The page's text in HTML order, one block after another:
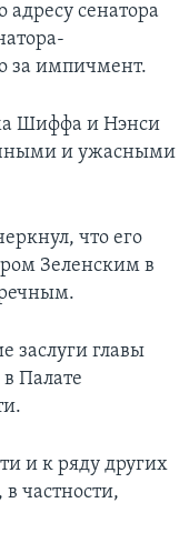
сенатора
за импичмент.
Шиффа и Нэнси
и ужасными
что его
Зеленским в
заслуги главы
Палате
и к ряду других
частности,